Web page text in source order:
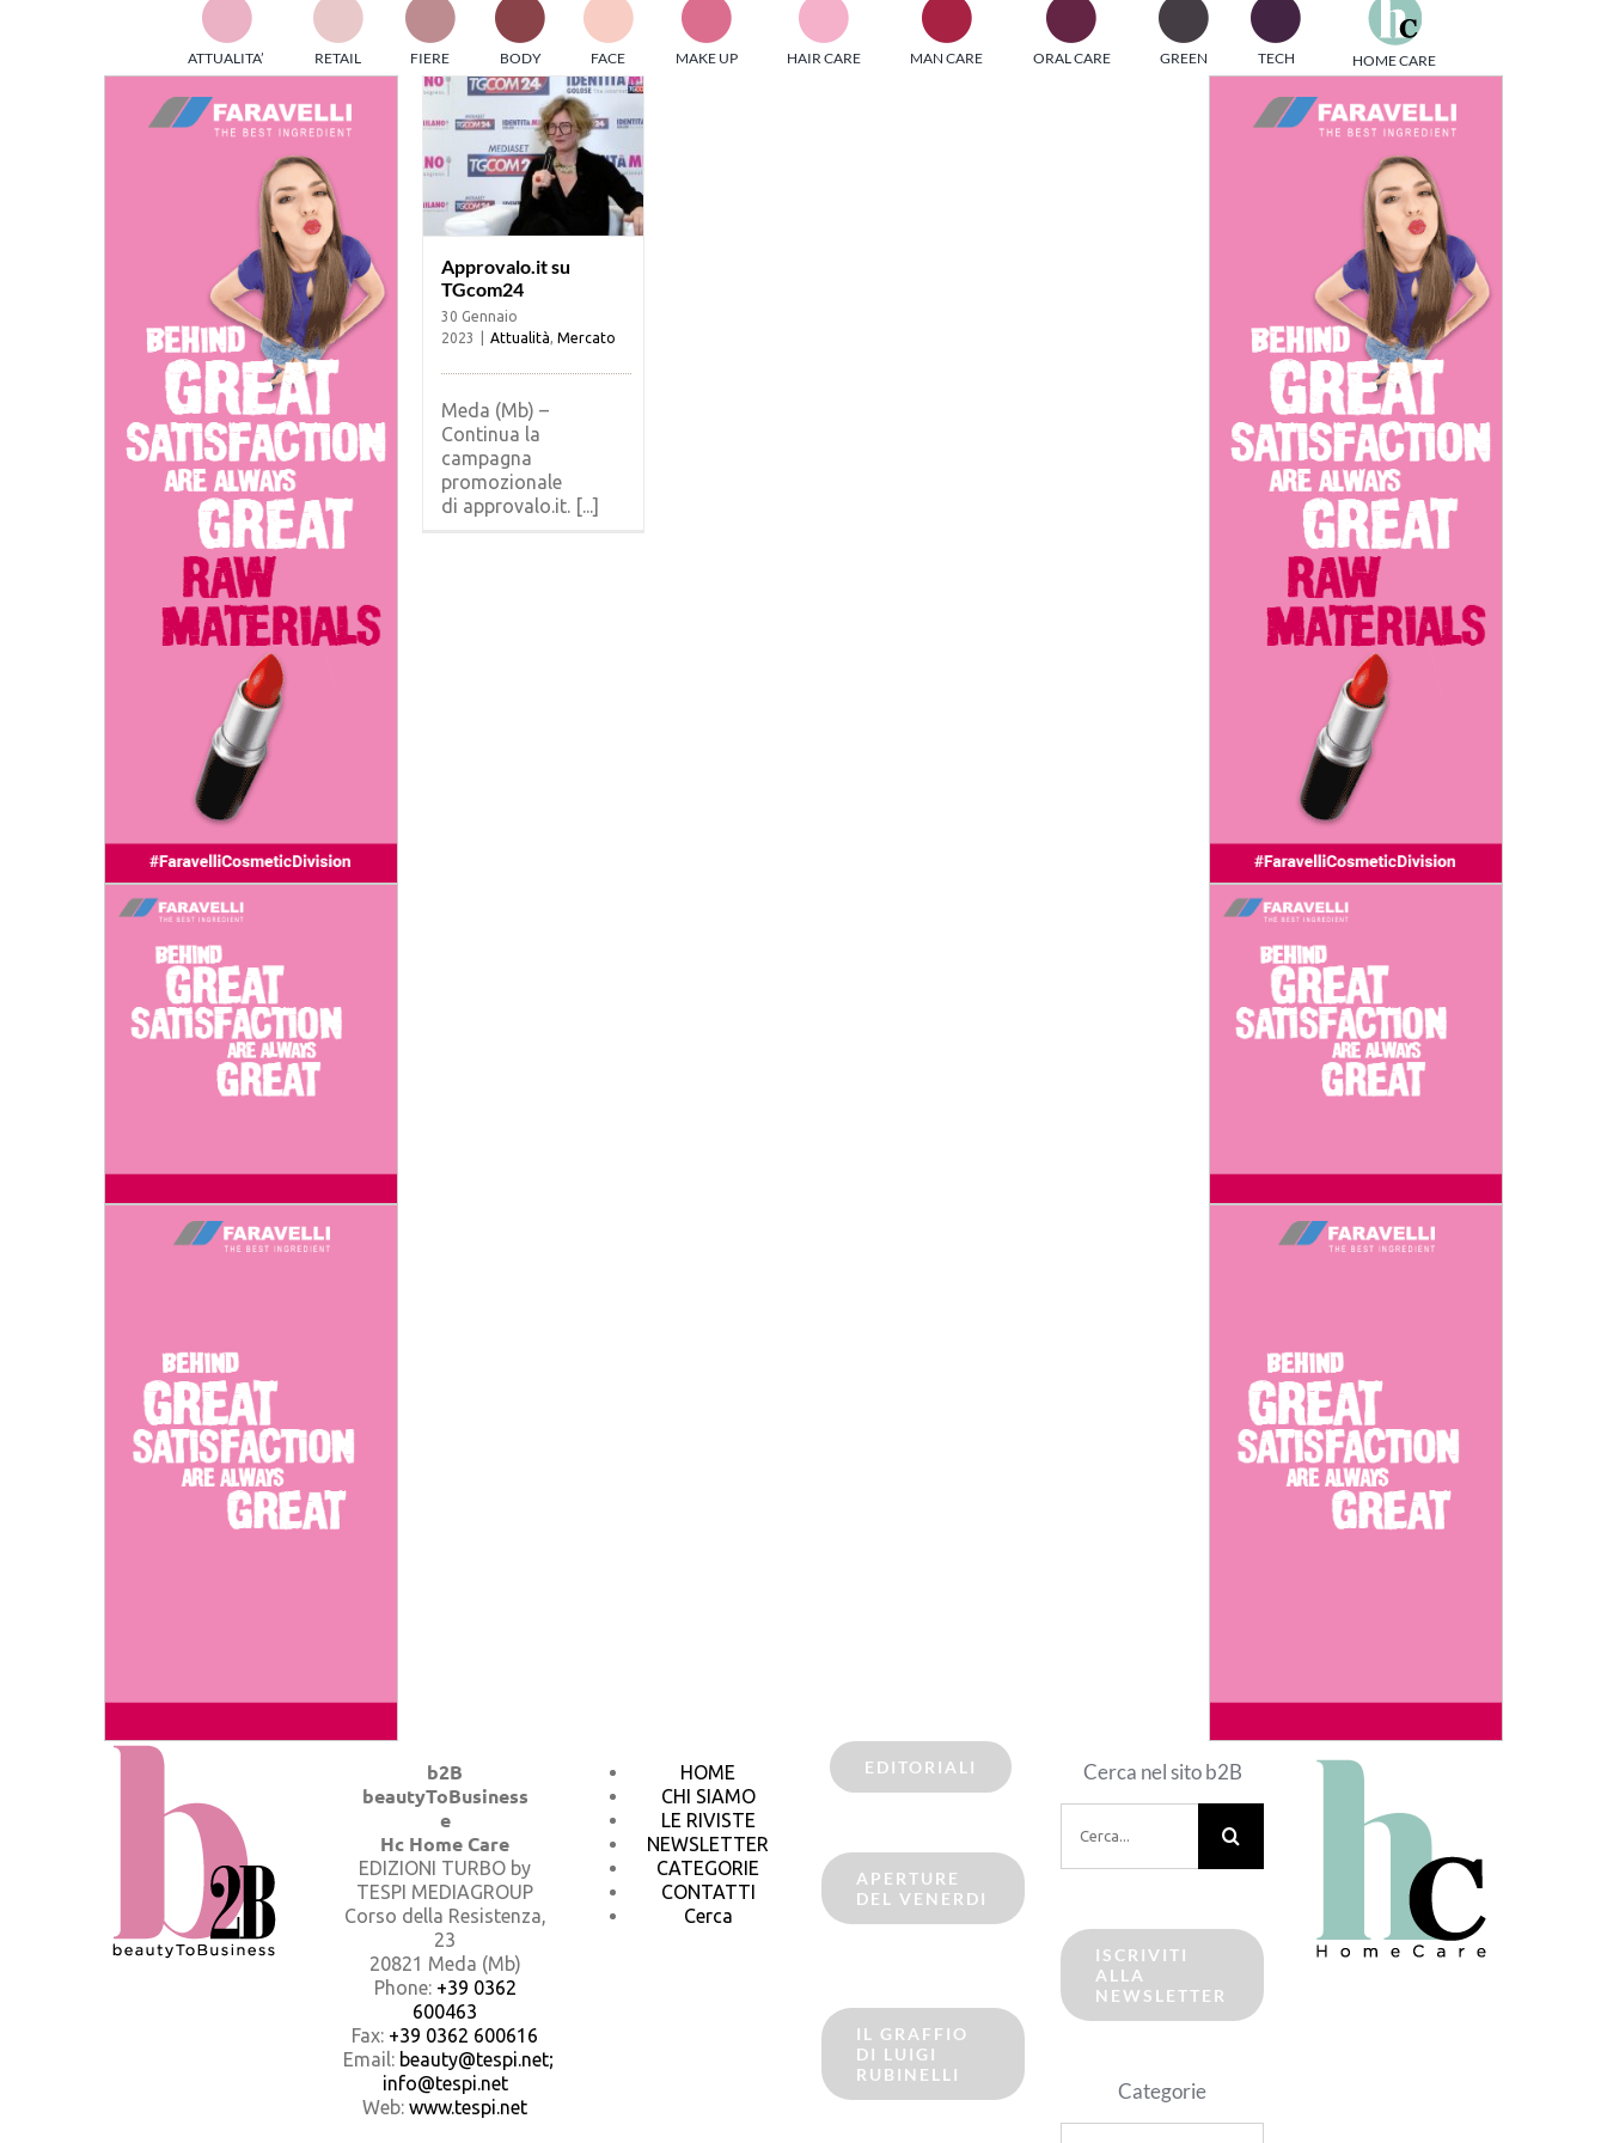
TESPI MEDIAGROUP racchiude un pool di società di comunicazione
ed editrici specializzate nell’informazione b2b. Edizioni Turbo, in
particolare, attraverso numerose riviste verticali, fornisce strumenti di
informazione che coinvolgono gli attori nei settori beauty, food,
technology, entertainment e sport.
Stay tuned!
ATTUALITA’ RETAIL FIERE BODY FACE MAKE UP HAIR CARE MAN CARE ORAL CARE GREEN TECH HOME CARE
Approvalo.it su
TGcom24
Approvalo.it su
TGcom24
30 Gennaio
2023
Attualità Mercato
Meda (Mb) –
Continua la
campagna
promozionale
di approvalo.it. [...]
b2B
beautyToBusiness
e
Hc Home Care
EDIZIONI TURBO by
TESPI MEDIAGROUP
Corso della Resistenza,
23
20821 Meda (Mb)
Phone: +39 0362
600463
Fax: +39 0362 600616
Email: beauty@tespi.net;
info@tespi.net
Web: www.tespi.net
HOME
CHI SIAMO
LE RIVISTE
NEWSLETTER
CATEGORIE
CONTATTI
Cerca
EDITORIALI
APERTURE
DEL VENERDI
IL GRAFFIO
DI LUIGI
RUBINELLI
Cerca nel sito b2B
per:
ISCRIVITI
ALLA
NEWSLETTER
Categorie